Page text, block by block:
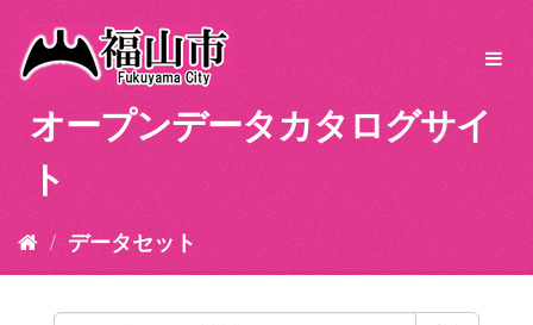
オープンデータカタログサイ
ト
データセット